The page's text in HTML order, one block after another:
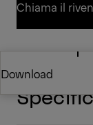
Contatti il
Chiama il
Chiama il
Download